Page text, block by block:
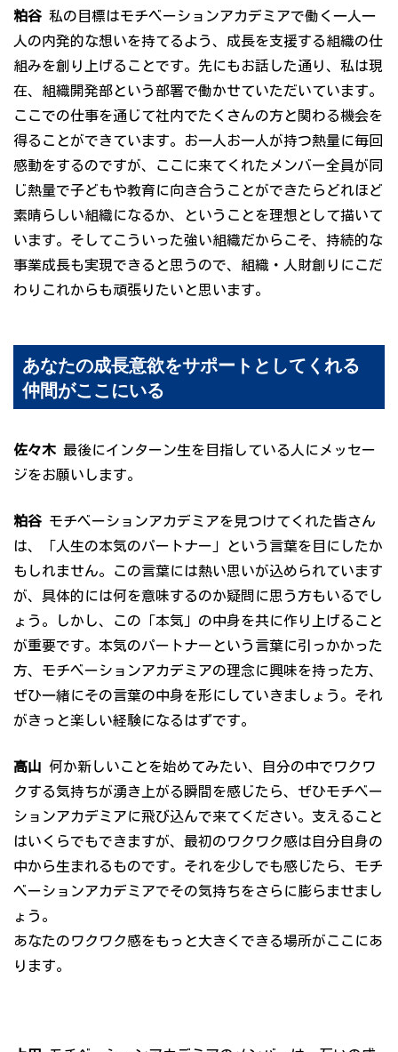
粕谷 私の目標はモチベーションアカデミアで働く一人一
人の内発的な想いを持てるよう、成長を支援する組織の仕
組みを創り上げることです。先にもお話した通り、私は現
在、組織開発部という部署で働かせていただいています。
ここでの仕事を通じて社内でたくさんの方と関わる機会を
得ることができています。お一人お一人が持つ熱量に毎回
感動をするのですが、ここに来てくれたメンバー全員が同
じ熱量で子どもや教育に向き合うことができたらどれほど
素晴らしい組織になるか、ということを理想として描いて
います。そしてこういった強い組織だからこそ、持続的な
事業成長も実現できると思うので、組織・人財創りにこだ
わりこれからも頑張りたいと思います。
あなたの成長意欲をサポートとしてくれる
仲間がここにいる
佐々木 最後にインターン生を目指している人にメッセー
ジをお願いします。
粕谷 モチベーションアカデミアを見つけてくれた皆さん
は、「人生の本気のパートナー」という言葉を目にしたか
もしれません。この言葉には熱い思いが込められています
が、具体的には何を意味するのか疑問に思う方もいるでし
ょう。しかし、この「本気」の中身を共に作り上げること
が重要です。本気のパートナーという言葉に引っかかった
方、モチベーションアカデミアの理念に興味を持った方、
ぜひ一緒にその言葉の中身を形にしていきましょう。それ
がきっと楽しい経験になるはずです。
高山 何か新しいことを始めてみたい、自分の中でワクワ
クする気持ちが湧き上がる瞬間を感じたら、ぜひモチベー
ションアカデミアに飛び込んで来てください。支えること
はいくらでもできますが、最初のワクワク感は自分自身の
中から生まれるものです。それを少しでも感じたら、モチ
ベーションアカデミアでその気持ちをさらに膨らませまし
ょう。
あなたのワクワク感をもっと大きくできる場所がここにあ
ります。